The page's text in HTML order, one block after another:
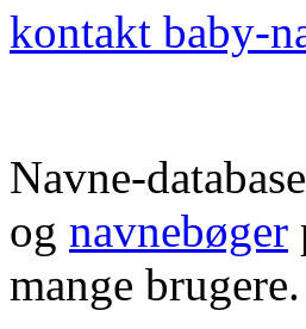
kontakt baby-
Navne-
og navnebøger
mange brugere.